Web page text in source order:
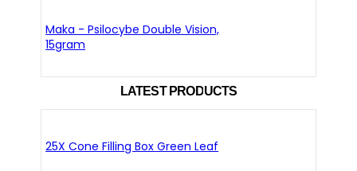
Maka - Psilocybe Double Vision,
15gram
LATEST PRODUCTS
25X Cone Filling Box Green Leaf